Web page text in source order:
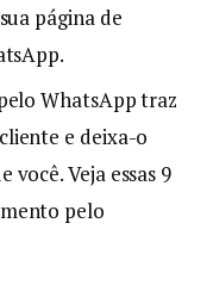
página de
WhatsApp traz
e deixa-o
Veja essas 9
pelo